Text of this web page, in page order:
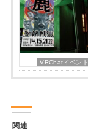
VRChatイベント
関連